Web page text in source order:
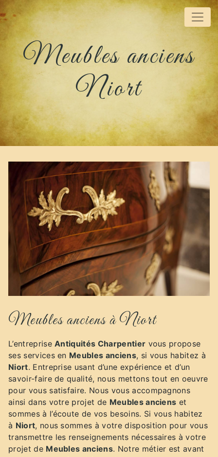
Panneau de gestion des cookies
Meubles anciens
Niort
Meubles anciens à Niort
L’entrepriseAntiquités Charpentier vous propose
ses services en Meubles anciens, si vous habitez à
Niort. Entreprise usant d’une expérience et d’un
savoir-faire de qualité, nous mettons tout en oeuvre
pour vous satisfaire. Nous vous accompagnons
ainsi dans votre projet de Meubles anciens et
sommes à l’écoute de vos besoins. Si vous habitez
à Niort, nous sommes à votre disposition pour vous
transmettre les renseignements nécessaires à votre
projet de Meubles anciens. Notre métier est avant